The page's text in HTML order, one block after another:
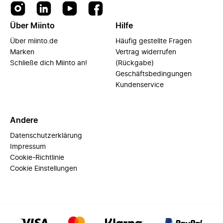
Über Miinto
Über miinto.de
Marken
Schließe dich Miinto an!
Hilfe
Häufig gestellte Fragen
Vertrag widerrufen
(Rückgabe)
Geschäftsbedingungen
Kundenservice
Andere
Datenschutzerklärung
Impressum
Cookie-Richtlinie
Cookie Einstellungen